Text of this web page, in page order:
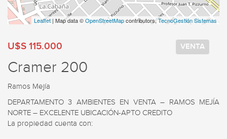
Leaflet | Map data ©OpenStreetMapcontributors,TecnoGestión Sistemas
U$S 115.000 VENTA
Cramer 200
Ramos Mejía
DEPARTAMENTO 3 AMBIENTES EN VENTA – RAMOS MEJÍA
NORTE – EXCELENTE UBICACIÓN-APTO CREDITO
La propiedad cuenta con: